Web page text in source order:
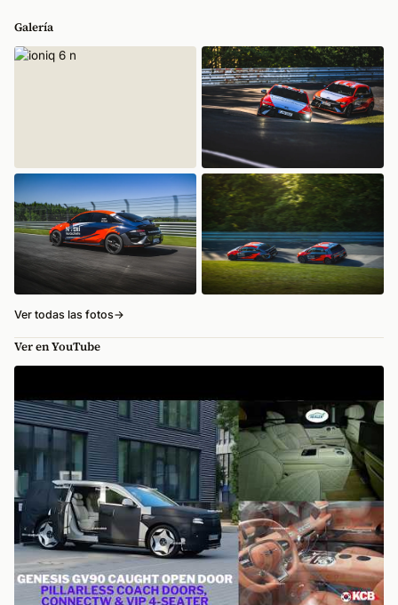
Galería
Ver todas las fotos→
Ver en YouTube